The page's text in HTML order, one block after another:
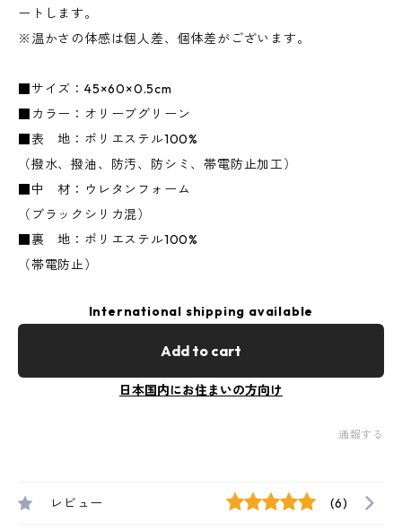
ートします。
※温かさの体感は個人差、個体差がございます。
■サイズ：45×60×0.5cm
■カラー：オリーブグリーン
■表 地：ポリエステル100%
（撥水、撥油、防汚、防シミ、帯電防止加工）
■中 材：ウレタンフォーム
（ブラックシリカ混）
■裏 地：ポリエステル100%
（帯電防止）
International shipping available
Add to cart
日本国内にお住まいの方向け
通報する
レビュー (6)